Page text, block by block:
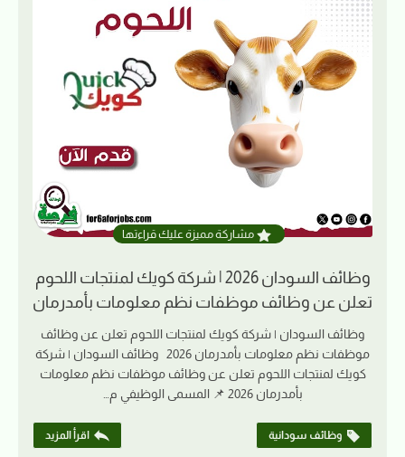
مشاركة مميزة عليك قراءتها
وظائف السودان 2026 | شركة كويك لمنتجات اللحوم
تعلن عن وظائف موظفات نظم معلومات بأمدرمان
وظائف السودان | شركة كويك لمنتجات اللحوم تعلن عن وظائف
موظفات نظم معلومات بأمدرمان 2026 وظائف السودان | شركة
كويك لمنتجات اللحوم تعلن عن وظائف موظفات نظم معلومات
بأمدرمان 2026 📌 المسمى الوظيفي م…
وظائف سودانية اقرأ المزيد